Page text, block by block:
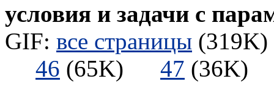
условия и задачи с
GIF: все страницы
46 (65K) 47